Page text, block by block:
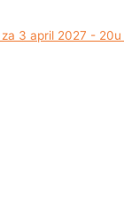
3 april 2027 - 20u